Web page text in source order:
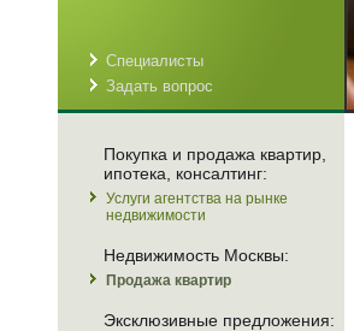
Специалисты
Задать вопрос
Покупка и продажа квартир,
ипотека, консалтинг:
Услуги агентства на рынке
недвижимости
Недвижимость Москвы:
Продажа квартир
Эксклюзивные предложения: